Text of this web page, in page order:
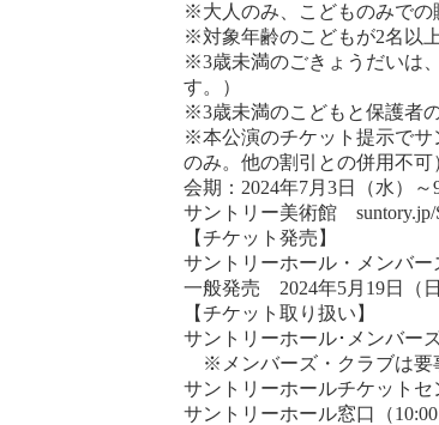
※大人のみ、こどものみでの
※対象年齢のこどもが2名以
※3歳未満のごきょうだいは
す。）
※3歳未満のこどもと保護者
※本公演のチケット提示でサ
のみ。他の割引との併用不可
会期：2024年7月3日（水）
サントリー美術館
【チケット発売】
サントリーホール・メンバ
一般発売 2024年5月19日（
【チケット取り扱い】
サントリーホール･メンバー
※メンバーズ・クラブは要
サントリーホールチケットセ
サントリーホール窓口（